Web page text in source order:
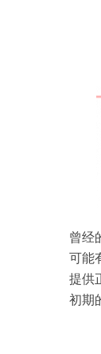
曾经
可能
提供
初期